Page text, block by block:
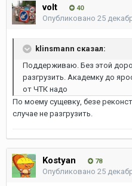
volt 40
Опубликовано 25
klinsmann сказал:
Поддерживаю. Без этой
разгрузить. Академку до
от ЧТК надо
По моему сущевку, безе
случае не разгрузить.
Kostyan 78
Опубликовано 25